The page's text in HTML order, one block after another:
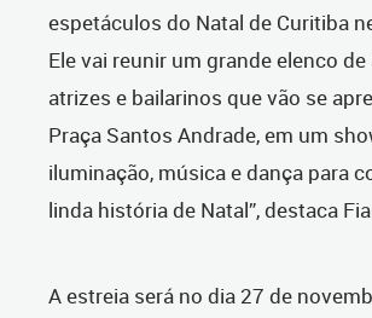
espetáculos do Natal de Curitiba
Ele vai reunir um grande elenco de
atrizes e bailarinos que vão se
Praça Santos Andrade, em um
iluminação, música e dança para
linda história de Natal”, destaca
A estreia será no dia 27 de